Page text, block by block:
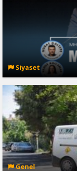
Siyaset
Genel